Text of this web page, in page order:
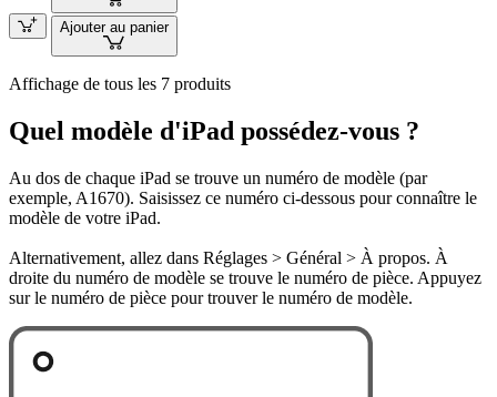
Ajouter au panier
Affichage de tous les 7 produits
Quel modèle d'iPad possédez-vous ?
Au dos de chaque iPad se trouve un numéro de modèle (par
exemple, A1670). Saisissez ce numéro ci-dessous pour connaître le
modèle de votre iPad.
Alternativement, allez dans Réglages > Général > À propos. À
droite du numéro de modèle se trouve le numéro de pièce. Appuyez
sur le numéro de pièce pour trouver le numéro de modèle.